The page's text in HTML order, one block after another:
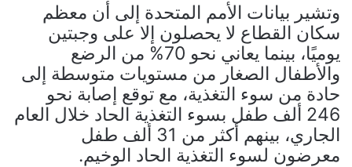
وتشير بيانات الأمم المتحدة إلى أن معظم
سكان القطاع لا يحصلون إلا على وجبتين
يوميًا، بينما يعاني نحو 70% من الرضع
والأطفال الصغار من مستويات متوسطة إلى
حادة من سوء التغذية، مع توقع إصابة نحو
246 ألف طفل بسوء التغذية الحاد خلال العام
الجاري، بينهم أكثر من 31 ألف طفل
معرضون لسوء التغذية الحاد الوخيم.